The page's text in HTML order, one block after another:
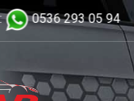
05 94 ....